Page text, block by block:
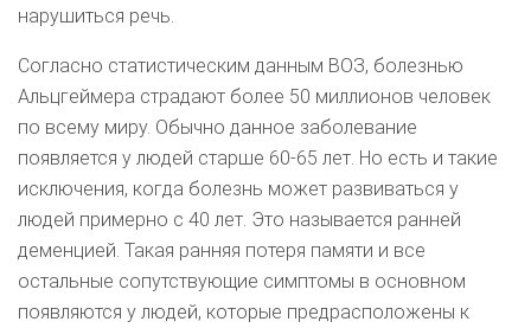
нарушиться речь.
Согласно статистическим данным ВОЗ, болезнью
Альцгеймера страдают более 50 миллионов человек
по всему миру. Обычно данное заболевание
появляется у людей старше 60-65 лет. Но есть и такие
исключения, когда болезнь может развиваться у
людей примерно с 40 лет. Это называется ранней
деменцией. Такая ранняя потеря памяти и все
остальные сопутствующие симптомы в основном
появляются у людей, которые предрасположены к